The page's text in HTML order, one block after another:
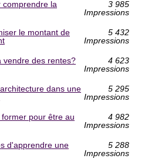
comprendre la
3 985
Impressions
le montant de
5 432
Impressions
vendre des rentes?
4 623
Impressions
dans une
5 295
Impressions
pour être au
4 982
Impressions
d'apprendre une
5 288
Impressions